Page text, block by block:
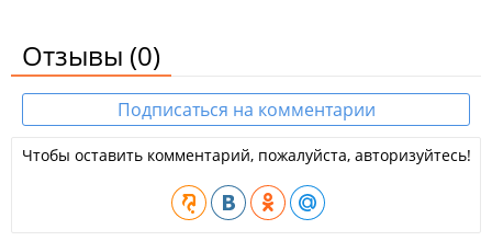
Отзывы (0)
Подписаться на комментарии
Чтобы оставить комментарий, пожалуйста, авторизуйтесь!